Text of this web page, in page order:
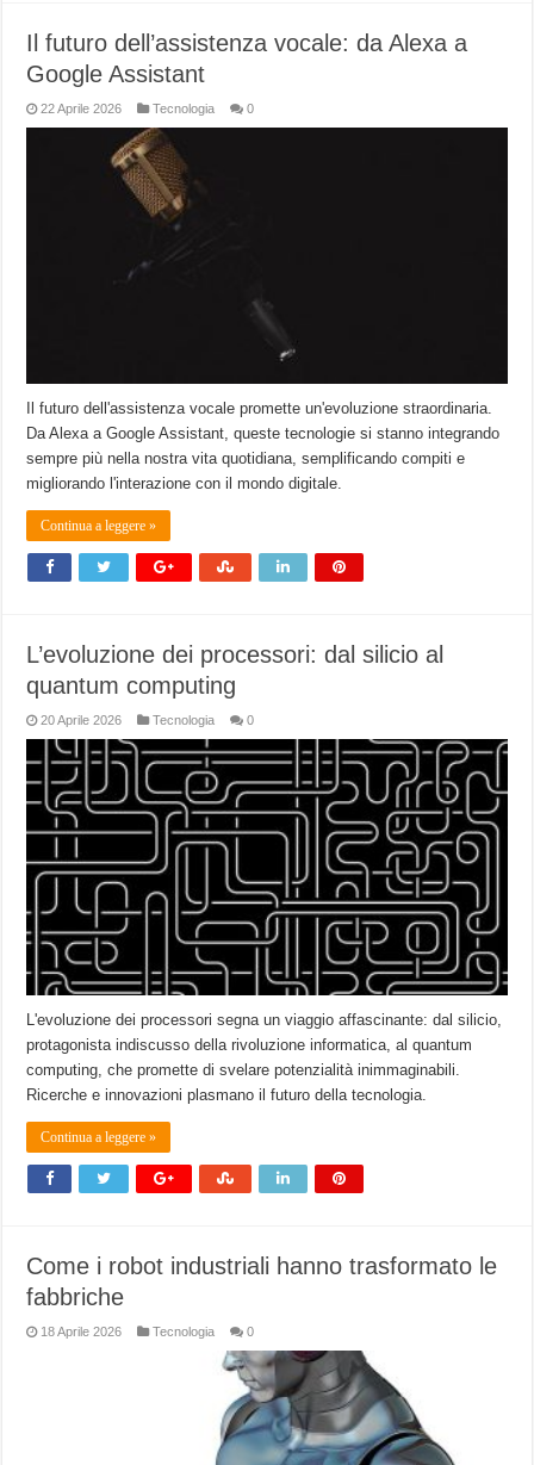
Il futuro dell’assistenza vocale: da Alexa a
Google Assistant
22 Aprile 2026 Tecnologia 0
Il futuro dell'assistenza vocale promette un'evoluzione straordinaria.
Da Alexa a Google Assistant, queste tecnologie si stanno integrando
sempre più nella nostra vita quotidiana, semplificando compiti e
migliorando l'interazione con il mondo digitale.
Continua a leggere »
L’evoluzione dei processori: dal silicio al
quantum computing
20 Aprile 2026 Tecnologia 0
L'evoluzione dei processori segna un viaggio affascinante: dal silicio,
protagonista indiscusso della rivoluzione informatica, al quantum
computing, che promette di svelare potenzialità inimmaginabili.
Ricerche e innovazioni plasmano il futuro della tecnologia.
Continua a leggere »
Come i robot industriali hanno trasformato le
fabbriche
18 Aprile 2026 Tecnologia 0